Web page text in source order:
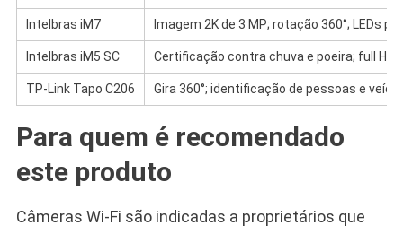
Intelbras iM7 Imagem 2K de 3 MP; rotação 360°; LEDs
Intelbras iM5 SC Certificação contra chuva e poeira; full HD
TP-Link Tapo C206 Gira 360°; identificação de pessoas e
Para quem é recomendado
este produto
Câmeras Wi-Fi são indicadas a proprietários que